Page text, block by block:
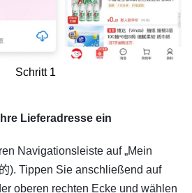
Schritt 1
Lieferadresse ein
Navigationsleiste auf „Mein
). Tippen Sie anschließend auf
oberen rechten Ecke und wählen